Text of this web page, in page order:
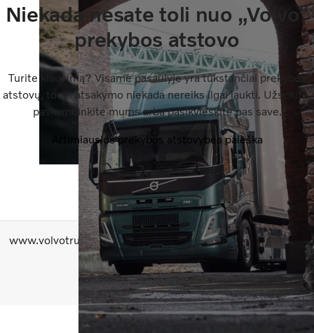
Niekada nesate toli nuo „Volvo“
prekybos atstovo
Turite klausimą? Visame pasaulyje yra tūkstančiai prekybos
atstovų, todėl atsakymo niekada nereiks ilgai laukti. Užsukite,
paskambinkite mums arba pasikvieskite pas save.
Artimiausios prekybos atstovybės paieška
Copyright AB Volvo 2026
www.volvotrucks.comKreipkitės į musPrivatumasSlapukai
Duomenų aktas